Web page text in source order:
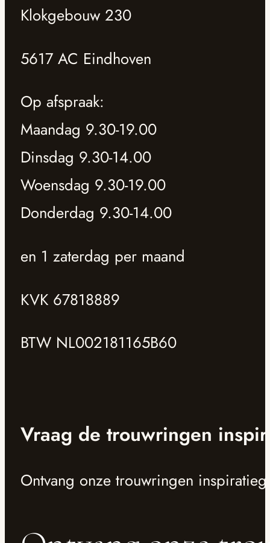
Klokgebouw 230
5617 AC Eindhoven
Op afspraak:
Maandag 9.30-19.00
Dinsdag 9.30-14.00
Woensdag 9.30-19.00
Donderdag 9.30-14.00
en 1 zaterdag per maand
KVK 67818889
BTW NL002181165B60
Vraag de trouwringen
Ontvang onze trouwringen